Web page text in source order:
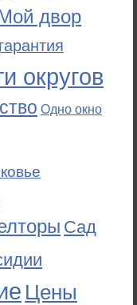
двор
округов
Одно окно
Сад
Цены